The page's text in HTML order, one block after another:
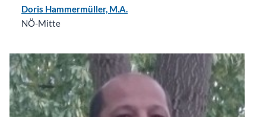
Doris Hammermüller, M.A.
NÖ-Mitte